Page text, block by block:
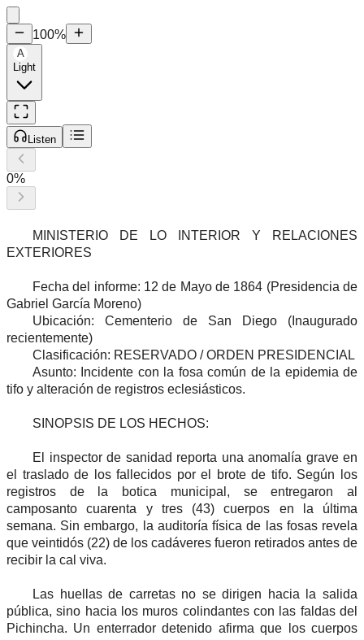
100%
A
Light
Listen
0%
MINISTERIO DE LO INTERIOR Y RELACIONES
EXTERIORES
Fecha del informe: 12 de Mayo de 1864 (Presidencia de
Gabriel García Moreno)
Ubicación: Cementerio de San Diego (Inaugurado
recientemente)
Clasificación: RESERVADO / ORDEN PRESIDENCIAL
Asunto: Incidente con la fosa común de la epidemia de
tifo y alteración de registros eclesiásticos.
SINOPSIS DE LOS HECHOS:
El inspector de sanidad reporta una anomalía grave en
el traslado de los fallecidos por el brote de tifo. Según los
registros de la botica municipal, se entregaron al
camposanto cuarenta y tres (43) cuerpos en la última
semana. Sin embargo, la auditoría física de las fosas revela
que veintidós (22) de los cadáveres fueron retirados antes de
recibir la cal viva.
Las huellas de carretas no se dirigen hacia la salida
pública, sino hacia los muros colindantes con las faldas del
Pichincha. Un enterrador detenido afirma que los cuerpos